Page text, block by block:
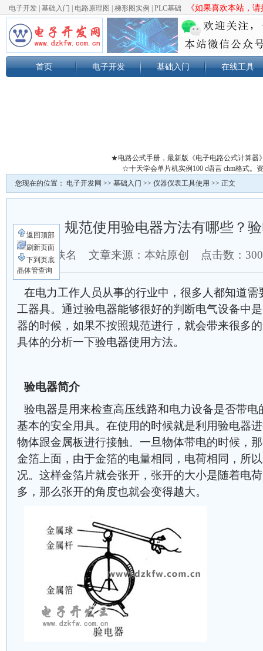
电子开发 基础入门 电路原理图 梯形图实例 PLC基础 《如果喜欢本站，
首页 电子开发 基础入门 在线工具
★电路公式手册，最新版《电子电路公式计算器
☆十天学会单片机实例100 c语言 chm格式。
您现在的位置： 电子开发网 >> 基础入门 >> 仪器仪表工具使用 >> 正文
规范使用验电器方法有哪些？
作者：佚名 文章来源：本站原创 点击数：
在电力工作人员从事的行业中，很多人都知道
工器具。通过验电器能够很好的判断电气设备中
器的时候，如果不按照规范进行，就会带来很多
具体的分析一下验电器使用方法。
验电器简介
验电器是用来检查高压线路和电力设备是否带
基本的安全用具。在使用的时候就是利用验电器
物体跟金属板进行接触。一旦物体带电的时候，
金箔上面，由于金箔的电量相同，电荷相同，所
况。这样金箔片就会张开，张开的大小是随着电
多，那么张开的角度也就会变得越大。
返回顶部
刷新页面
下到页底
晶体管查询